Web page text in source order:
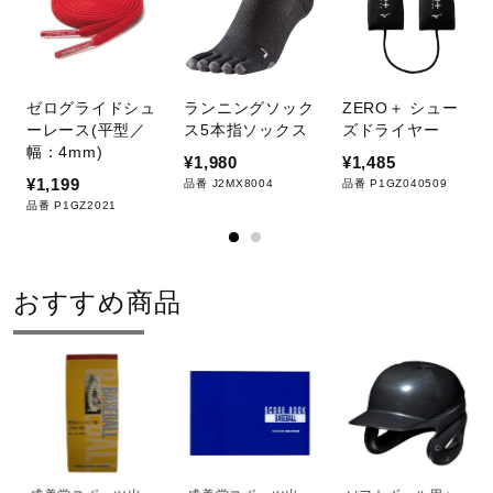
ゼログライドシュ
ーレース(平型／
幅：4mm)
¥1,199
品番 P1GZ2021
ランニングソック
ス5本指ソックス
¥1,980
品番 J2MX8004
ZERO＋ シュー
ズドライヤー
¥1,485
品番 P1GZ040509
おすすめ商品